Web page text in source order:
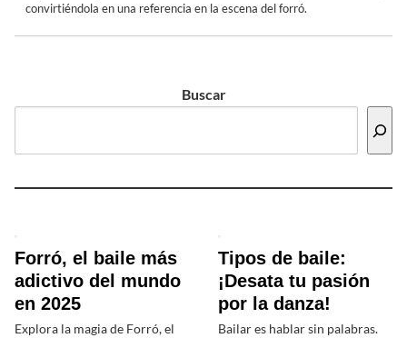
convirtiéndola en una referencia en la escena del forró.
Buscar
Forró, el baile más
adictivo del mundo
en 2025
Explora la magia de Forró, el
Tipos de baile:
¡Desata tu pasión
por la danza!
Bailar es hablar sin palabras.